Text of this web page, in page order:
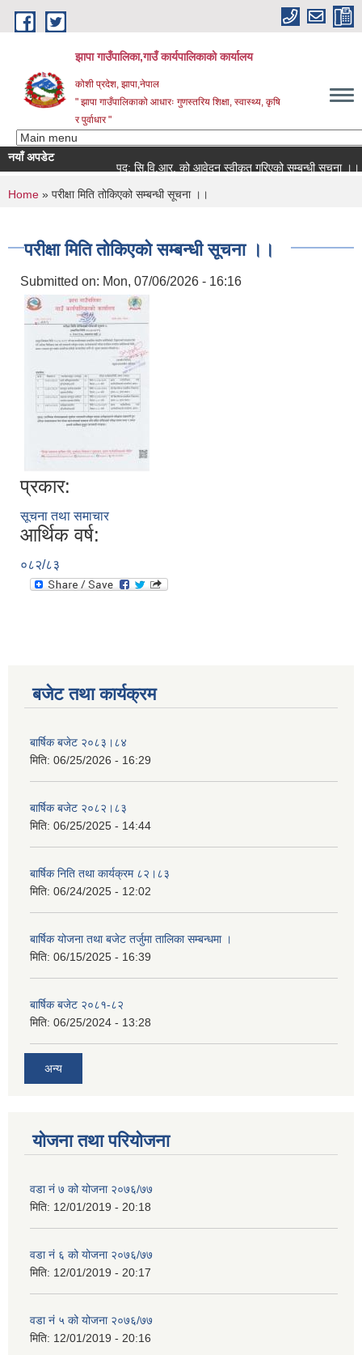
Skip to main content
झापा गाउँपालिका,गाउँ कार्यपालिकाको कार्यालय
कोशी प्रदेश, झापा,नेपाल
" झापा गाउँपालिकाको आधारः गुणस्तरिय शिक्षा, स्वास्थ्य, कृषि
र पुर्वाधार "
नयाँ अपडेट
पद: सि.वि.आर. को आवेदन स्वीकृत गरिएको सम्बन्धी सूचना ।।
You are here
Home » परीक्षा मिति तोकिएको सम्बन्धी सूचना ।।
परीक्षा मिति तोकिएको सम्बन्धी सूचना ।।
Submitted on: Mon, 07/06/2026 - 16:16
प्रकार:
सूचना तथा समाचार
आर्थिक वर्ष:
०८२/८३
बजेट तथा कार्यक्रम
बार्षिक बजेट २०८३।८४
मिति: 06/25/2026 - 16:29
बार्षिक बजेट २०८२।८३
मिति: 06/25/2025 - 14:44
बार्षिक निति तथा कार्यक्रम ८२।८३
मिति: 06/24/2025 - 12:02
बार्षिक योजना तथा बजेट तर्जुमा तालिका सम्बन्धमा ।
मिति: 06/15/2025 - 16:39
बार्षिक बजेट २०८१-८२
मिति: 06/25/2024 - 13:28
अन्य
योजना तथा परियोजना
वडा नं ७ को योजना २०७६/७७
मिति: 12/01/2019 - 20:18
वडा नं ६ को योजना २०७६/७७
मिति: 12/01/2019 - 20:17
वडा नं ५ को योजना २०७६/७७
मिति: 12/01/2019 - 20:16